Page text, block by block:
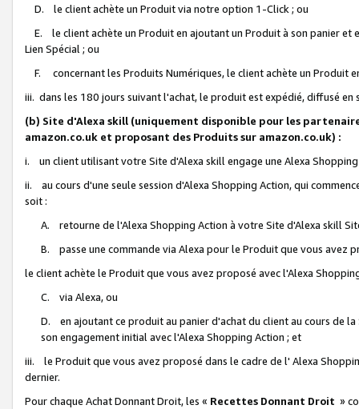
D. le client achète un Produit via notre option 1-Click ; ou
E. le client achète un Produit en ajoutant un Produit à son panier et
Lien Spécial ; ou
F. concernant les Produits Numériques, le client achète un Produit
iii. dans les 180 jours suivant l'achat, le produit est expédié, diffusé
(b) Site d'Alexa skill (uniquement disponible pour les
amazon.co.uk et proposant des Produits sur amazon.co.uk) :
i. un client utilisant votre Site d'Alexa skill engage une Alexa
ii. au cours d'une seule session d'Alexa Shopping Action, qui
soit :
A. retourne de l'Alexa Shopping Action à votre Site d'Alexa skill
B. passe une commande via Alexa pour le Produit que vous avez
le client achète le Produit que vous avez proposé avec l'Alexa
C. via Alexa, ou
D. en ajoutant ce produit au panier d'achat du client au cours de
son engagement initial avec l'Alexa Shopping Action ; et
iii. le Produit que vous avez proposé dans le cadre de l' Alexa
dernier.
Pour chaque Achat Donnant Droit, les « Recettes Donnant Droit »